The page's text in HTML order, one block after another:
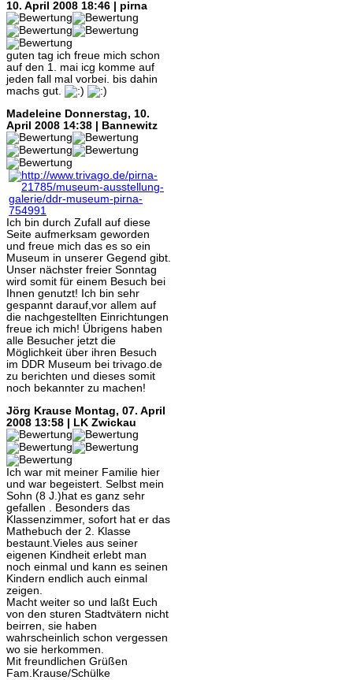
10. April 2008 18:46 | pirna
guten tag ich freue mich schon
auf den 1. mai icg komme auf
jeden fall mal vorbei. bis dahin
machs gut.
Madeleine Donnerstag, 10.
April 2008 14:38 | Bannewitz
Ich bin durch Zufall auf diese
Seite aufmerksam geworden
und freue mich das es so ein
Museum in unserer Gegend gibt.
Unser nächster freier Sonntag
wird somit für einem Besuch bei
Ihnen genutzt! Ich bin sehr
gespannt darauf,vor allem auf
die nachgestellten Einrichtungen
freue ich mich! Übrigens haben
alle Besucher jetzt die
Möglichkeit über ihren Besuch
im DDR Museum bei trivago.de
zu berichten und dieses somit
noch bekannter zu machen!
Jörg Krause Montag, 07. April
2008 13:58 | LK Zwickau
Ich war mit meiner Familie hier
und war begeistert. Selbst mein
Sohn (8 J.)hat es ganz sehr
gefallen . Besonders das
Klassenzimmer, sofort hat er das
Mathebuch der 2. Klasse
bestaunt.Vieles aus seiner
eigenen Kindheit erlebt man
noch einmal und kann es seinen
Kindern endlich auch einmal
zeigen.
Macht weiter so und laßt Euch
von den sturen Stadtvätern nicht
beirren, sie haben
wahrscheinlich schon vergessen
wo sie herkommen.
Mit freundlichen Grüßen
Fam.Krause/Schülke